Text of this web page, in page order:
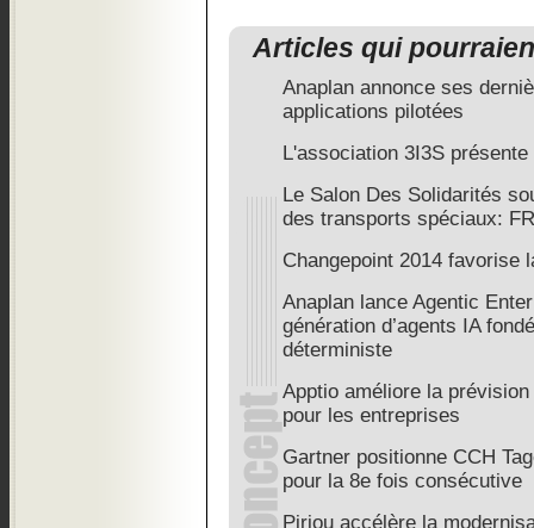
Articles qui
Anaplan annonce ses
applications pilotées
L'association 3I3S
Le Salon Des Solidarités
des transports spéciaux:
Changepoint 2014 favorise
Anaplan lance Agentic
génération d’agents IA
déterministe
Apptio améliore la
pour les entreprises
Gartner positionne CCH
pour la 8e fois consécutive
Piriou accélère la